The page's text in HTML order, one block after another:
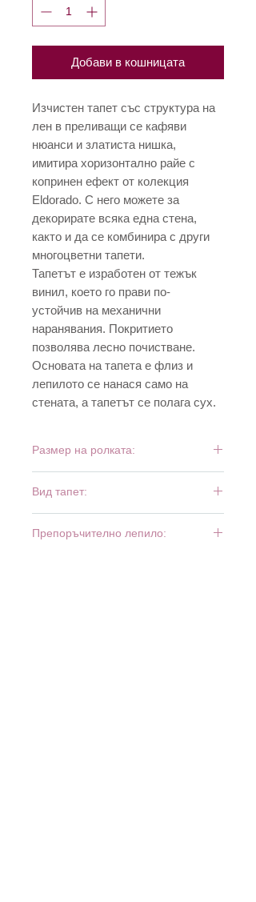
Добави в кошницата
Изчистен тапет със структура на
лен в преливащи се кафяви
нюанси и златиста нишка,
имитира хоризонтално райе с
копринен ефект от колекция
Eldorado. С него можете за
декорирате всяка една стена,
както и да се комбинира с други
многоцветни тапети.
Тапетът е изработен от тежък
винил, което го прави по-
устойчив на механични
наранявания. Покритието
позволява лесно почистване.
Основата на тапета е флиз и
лепилото се нанася само на
стената, а тапетът се полага сух.
Размер на ролката:
Вид тапет:
Препоръчително лепило: